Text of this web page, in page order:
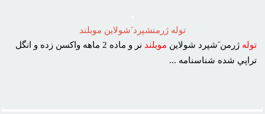
توله ژرمنشپرد َشولاين موبلند
توله ژرمن َشپرد شولاين موبلند
نر و ماده 2 ماهه واکسن زده و انگل
تراپي شده شناسنامه ...